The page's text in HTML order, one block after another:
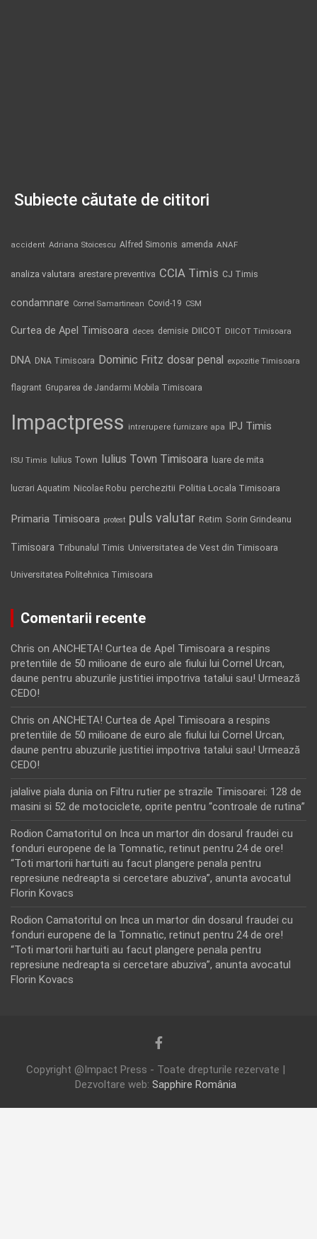
Subiecte căutate de cititori
accident Adriana Stoicescu Alfred Simonis amenda ANAF
analiza valutara arestare preventiva CCIA Timis CJ Timis
condamnare Cornel Samartinean Covid-19 CSM
Curtea de Apel Timisoara deces demisie DIICOT DIICOT Timisoara
DNA DNA Timisoara Dominic Fritz dosar penal expozitie Timisoara
flagrant Gruparea de Jandarmi Mobila Timisoara
Impactpress intrerupere furnizare apa IPJ Timis
ISU Timis Iulius Town Iulius Town Timisoara luare de mita
lucrari Aquatim Nicolae Robu perchezitii Politia Locala Timisoara
Primaria Timisoara protest puls valutar Retim Sorin Grindeanu
Timisoara Tribunalul Timis Universitatea de Vest din Timisoara
Universitatea Politehnica Timisoara
Comentarii recente
Chris on ANCHETA! Curtea de Apel Timisoara a respins
pretentiile de 50 milioane de euro ale fiului lui Cornel Urcan,
daune pentru abuzurile justitiei impotriva tatalui sau! Urmează
CEDO!
Chris on ANCHETA! Curtea de Apel Timisoara a respins
pretentiile de 50 milioane de euro ale fiului lui Cornel Urcan,
daune pentru abuzurile justitiei impotriva tatalui sau! Urmează
CEDO!
jalalive piala dunia on Filtru rutier pe strazile Timisoarei: 128 de
masini si 52 de motociclete, oprite pentru “controale de rutina”
Rodion Camatoritul on Inca un martor din dosarul fraudei cu
fonduri europene de la Tomnatic, retinut pentru 24 de ore!
“Toti martorii hartuiti au facut plangere penala pentru
represiune nedreapta si cercetare abuziva”, anunta avocatul
Florin Kovacs
Rodion Camatoritul on Inca un martor din dosarul fraudei cu
fonduri europene de la Tomnatic, retinut pentru 24 de ore!
“Toti martorii hartuiti au facut plangere penala pentru
represiune nedreapta si cercetare abuziva”, anunta avocatul
Florin Kovacs
Copyright @Impact Press - Toate drepturile rezervate |
Dezvoltare web: Sapphire România